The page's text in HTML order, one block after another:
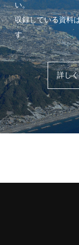
い。
収録している資料
す。
詳し